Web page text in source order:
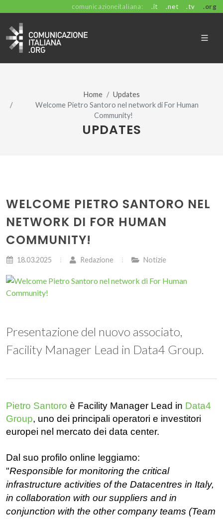
comunicazioneitaliana: .it .net .tv .org
Home
Updates
Welcome Pietro Santoro nel network di For Human
Community!
UPDATES
WELCOME PIETRO SANTORO NEL
NETWORK DI FOR HUMAN
COMMUNITY!
18.03.2025 Redazione Notizie
Presentazione del nuovo associato,
Facility Manager Lead in Data4 Group.
Pietro Santoro è Facility Manager Lead in Data4
Group, uno dei principali operatori e investitori
europei nel mercato dei data center.
Dal suo profilo online leggiamo:
"Responsible for monitoring the critical
infrastructure activities of the Datacentres in Italy,
in collaboration with our suppliers and in
conjunction with the other company teams (Team